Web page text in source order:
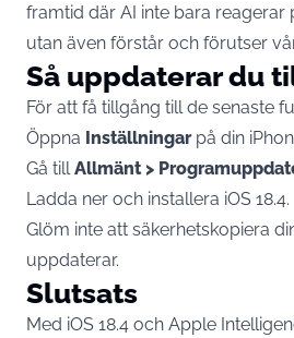
framtid där AI inte bara reagerar
utan även förstår och förutser
Så uppdaterar du
För att få tillgång till de senaste
Öppna Inställningarpå din
Gå tillAllmänt >
Ladda ner och installera iOS 18.4.
Glöm inte att säkerhetskopiera
uppdaterar.
Slutsats
Med iOS 18.4 och Apple